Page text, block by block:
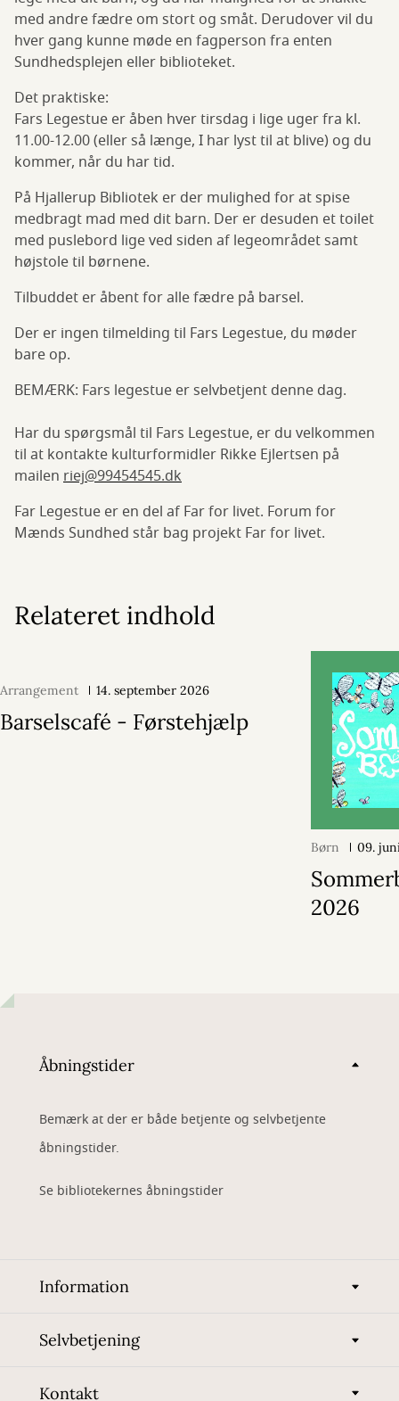
med andre fædre om stort og småt. Derudover vil du
hver gang kunne møde en fagperson fra enten
Sundhedsplejen eller biblioteket.
Det praktiske:
Fars Legestue er åben hver tirsdag i lige uger fra kl.
11.00-12.00 (eller så længe, I har lyst til at blive) og du
kommer, når du har tid.
På Hjallerup Bibliotek er der mulighed for at spise
medbragt mad med dit barn. Der er desuden et toilet
med puslebord lige ved siden af legeområdet samt
højstole til børnene.
Tilbuddet er åbent for alle fædre på barsel.
Der er ingen tilmelding til Fars Legestue, du møder
bare op.
BEMÆRK: Fars legestue er selvbetjent denne dag.
Har du spørgsmål til Fars Legestue, er du velkommen
til at kontakte kulturformidler Rikke Ejlertsen på
mailen riej@99454545.dk
Far Legestue er en del af Far for livet. Forum for
Mænds Sundhed står bag projekt Far for livet.
Relateret indhold
Arrangement 14. september 2026
Barselscafé - Førstehjælp
Børn 09.
2026
Åbningstider
Bemærk at der er både betjente og selvbetjente
åbningstider.
Se bibliotekernes åbningstider
Information
Selvbetjening
Kontakt